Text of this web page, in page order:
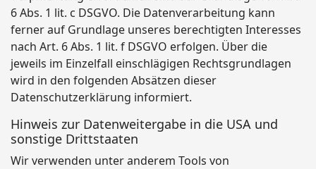
6 Abs. 1 lit. c DSGVO. Die Datenverarbeitung kann
ferner auf Grundlage unseres berechtigten Interesses
nach Art. 6 Abs. 1 lit. f DSGVO erfolgen. Über die
jeweils im Einzelfall einschlägigen Rechtsgrundlagen
wird in den folgenden Absätzen dieser
Datenschutzerklärung informiert.
Hinweis zur Datenweitergabe in die USA und
sonstige Drittstaaten
Wir verwenden unter anderem Tools von